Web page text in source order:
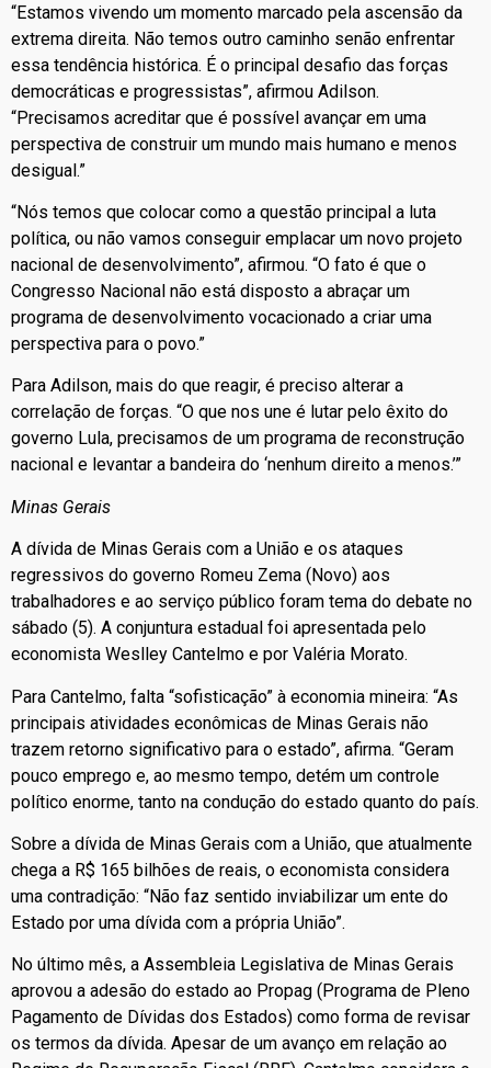
“Estamos vivendo um momento marcado pela ascensão da
extrema direita. Não temos outro caminho senão enfrentar
essa tendência histórica. É o principal desafio das forças
democráticas e progressistas”, afirmou Adilson.
“Precisamos acreditar que é possível avançar em uma
perspectiva de construir um mundo mais humano e menos
desigual.”
“Nós temos que colocar como a questão principal a luta
política, ou não vamos conseguir emplacar um novo projeto
nacional de desenvolvimento”, afirmou. “O fato é que o
Congresso Nacional não está disposto a abraçar um
programa de desenvolvimento vocacionado a criar uma
perspectiva para o povo.”
Para Adilson, mais do que reagir, é preciso alterar a
correlação de forças. “O que nos une é lutar pelo êxito do
governo Lula, precisamos de um programa de reconstrução
nacional e levantar a bandeira do ‘nenhum direito a menos.’”
Minas Gerais
A dívida de Minas Gerais com a União e os ataques
regressivos do governo Romeu Zema (Novo) aos
trabalhadores e ao serviço público foram tema do debate no
sábado (5). A conjuntura estadual foi apresentada pelo
economista Weslley Cantelmo e por Valéria Morato.
Para Cantelmo, falta “sofisticação” à economia mineira: “As
principais atividades econômicas de Minas Gerais não
trazem retorno significativo para o estado”, afirma. “Geram
pouco emprego e, ao mesmo tempo, detém um controle
político enorme, tanto na condução do estado quanto do país.
Sobre a dívida de Minas Gerais com a União, que atualmente
chega a R$ 165 bilhões de reais, o economista considera
uma contradição: “Não faz sentido inviabilizar um ente do
Estado por uma dívida com a própria União”.
No último mês, a Assembleia Legislativa de Minas Gerais
aprovou a adesão do estado ao Propag (Programa de Pleno
Pagamento de Dívidas dos Estados) como forma de revisar
os termos da dívida. Apesar de um avanço em relação ao